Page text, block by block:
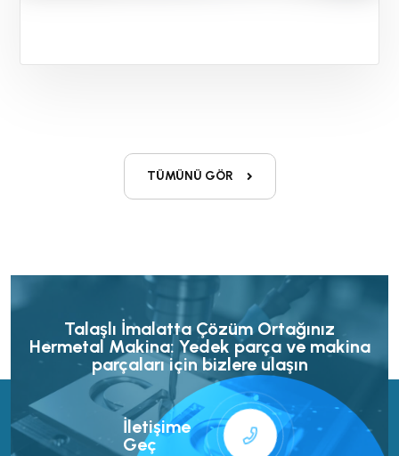
TÜMÜNÜ GÖR
Talaşlı İmalatta Çözüm Ortağınız
Hermetal Makina: Yedek parça ve makina
parçaları için bizlere ulaşın
İletişime
Geç